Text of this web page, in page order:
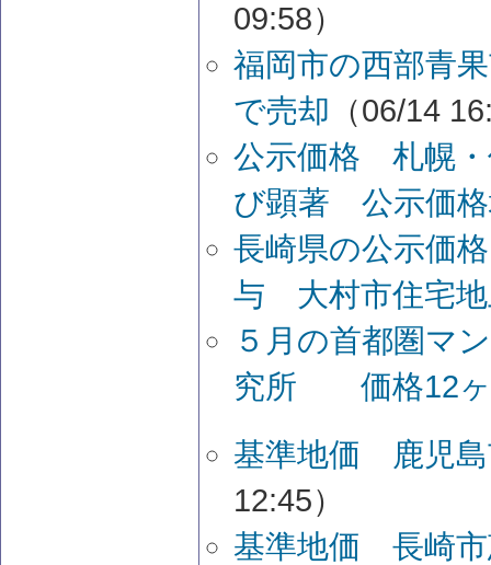
09:58）
福岡市の西部青
で売却 （06/14
公示価格 札幌・
び顕著 公示価
長崎県の公示価
与 大村市住宅地
５月の首都圏マ
究所 価格12ヶ
基準地価 鹿児島
12:45）
基準地価 長崎